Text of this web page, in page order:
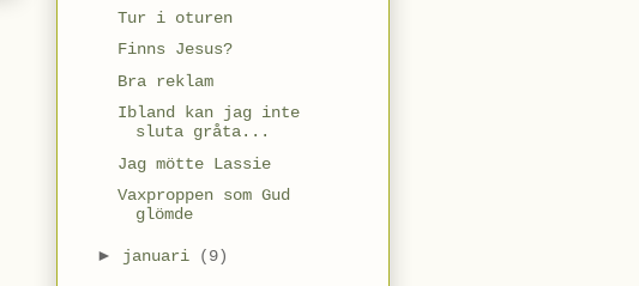
Tur i oturen
Finns Jesus?
Bra reklam
Ibland kan jag inte
sluta gråta...
Jag mötte Lassie
Vaxproppen som Gud
glömde
► januari (9)